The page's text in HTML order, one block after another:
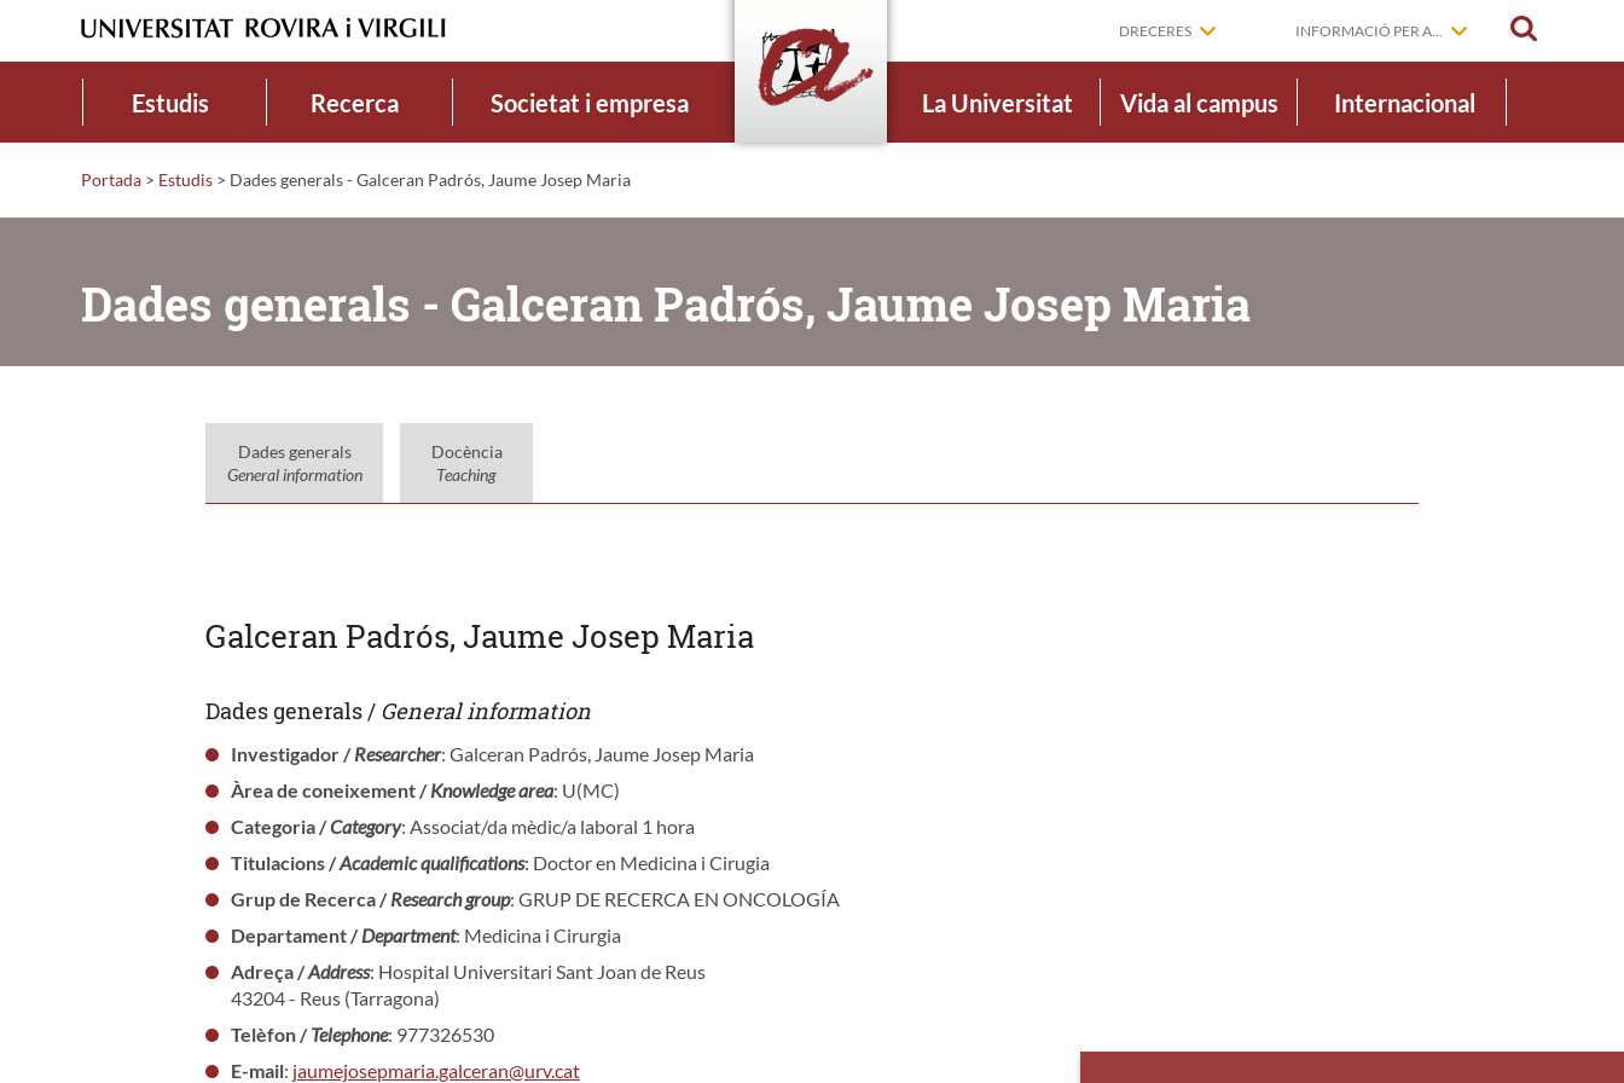
DRECERES INFORMACIÓ PER A...
Estudis Recerca Societat i empresa La Universitat Vida al campus Internacional
Portada > Estudis > Dades generals - Galceran Padrós, Jaume Josep Maria
Dades generals - Galceran Padrós, Jaume Josep Maria
Dades generals
General information
Docència
Teaching
Galceran Padrós, Jaume Josep Maria
Dades generals / General information
Investigador /Researcher: Galceran Padrós, Jaume Josep Maria
Àrea de coneixement /Knowledge area: U(MC)
Categoria /Category: Associat/da mèdic/a laboral 1 hora
Titulacions /Academic qualifications: Doctor en Medicina i Cirugia
Grup de Recerca /Research group: GRUP DE RECERCA EN ONCOLOGÍA
Departament /Department: Medicina i Cirurgia
Adreça /Address: Hospital Universitari Sant Joan de Reus
43204 - Reus (Tarragona)
Telèfon /Telephone: 977326530
E-mail: jaumejosepmaria.galceran@urv.cat